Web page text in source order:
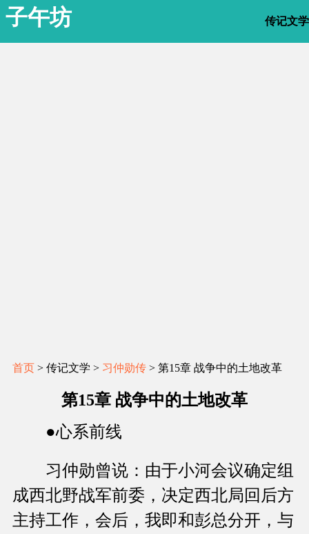
子午坊 传记文学
首页 > 传记文学 > 习仲勋传 > 第15章 战争中的土地改革
第15章 战争中的土地改革
●心系前线
习仲勋曾说：由于小河会议确定组
成西北野战军前委，决定西北局回后方
主持工作，会后，我即和彭总分开，与